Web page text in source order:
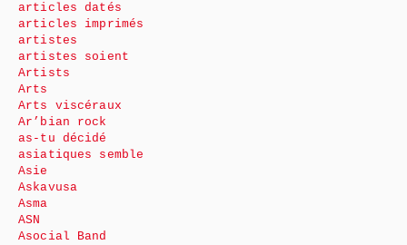
articles datés
articles imprimés
artistes
artistes soient
Artists
Arts
Arts viscéraux
Ar’bian rock
as-tu décidé
asiatiques semble
Asie
Askavusa
Asma
ASN
Asocial Band